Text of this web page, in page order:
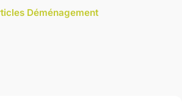
Déménagement